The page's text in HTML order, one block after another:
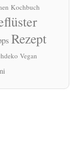
Kochbuch
Rezept
Vegan